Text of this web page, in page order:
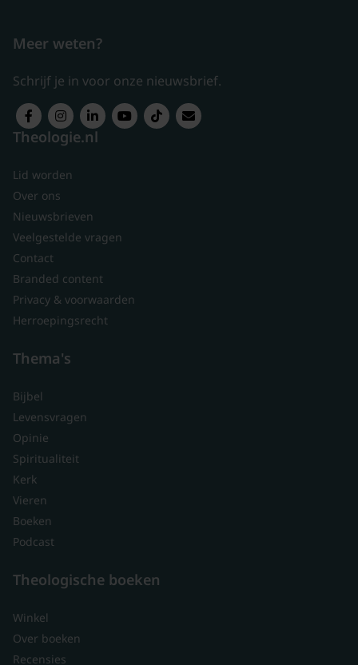
Meer weten?
Schrijf je in voor onze nieuwsbrief.
Theologie.nl
Lid worden
Over ons
Nieuwsbrieven
Veelgestelde vragen
Contact
Branded content
Privacy & voorwaarden
Herroepingsrecht
Thema's
Bijbel
Levensvragen
Opinie
Spiritualiteit
Kerk
Vieren
Boeken
Podcast
Theologische boeken
Winkel
Over boeken
Recensies